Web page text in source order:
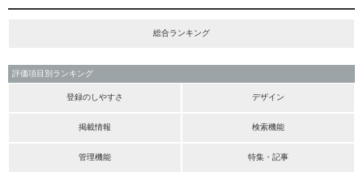
総合ランキング
評価項目別ランキング
登録のしやすさ デザイン
掲載情報 検索機能
管理機能 特集・記事